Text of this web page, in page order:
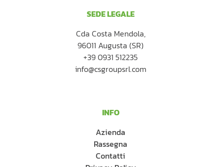
SEDE LEGALE
Cda Costa Mendola,
96011 Augusta (SR)
+39 0931 512235
info@csgroupsrl.com
INFO
Azienda
Rassegna
Contatti